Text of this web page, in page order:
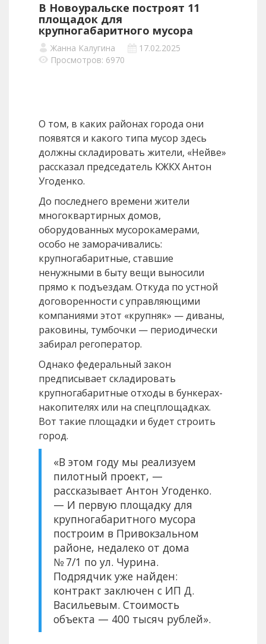
В Новоуральске построят 11
площадок для
крупногабаритного мусора
Жанна Калугина
17.02.2025
Просмотров: 6970
О том, в каких районах города они
появятся и какого типа мусор здесь
должны складировать жители, «Нейве»
рассказал председатель КЖКХ Антон
Угоденко.
До последнего времени жители
многоквартирных домов,
оборудованных мусорокамерами,
особо не заморачивались:
крупногабаритные, ставшие
ненужными в быту вещи выносили
прямо к подъездам. Откуда по устной
договоренности с управляющими
компаниями этот «крупняк» — диваны,
раковины, тумбочки — периодически
забирал регоператор.
Однако федеральный закон
предписывает складировать
крупногабаритные отходы в бункерах-
накопителях или на спецплощадках.
Вот такие площадки и будет строить
город.
«В этом году мы реализуем
пилотный проект, —
рассказывает Антон Угоденко.
— И первую площадку для
крупногабаритного мусора
построим в Привокзальном
районе, недалеко от дома
№ 7/1 по ул. Чурина.
Подрядчик уже найден:
контракт заключен с ИП Д.
Васильевым. Стоимость
объекта — 400 тысяч рублей».